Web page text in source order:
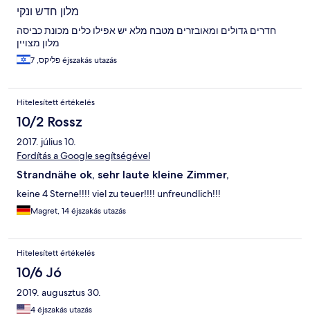
מלון חדש ונקי
חדרים גדולים ומאובזרים מטבח מלא יש אפילו כלים מכונת כביסה
מלון מצויין
פליקס, 7 éjszakás utazás
Hitelesített értékelés
10/2 Rossz
2017. július 10.
Fordítás a Google segítségével
Strandnähe ok, sehr laute kleine Zimmer,
keine 4 Sterne!!!! viel zu teuer!!!! unfreundlich!!!
Magret, 14 éjszakás utazás
Hitelesített értékelés
10/6 Jó
2019. augusztus 30.
4 éjszakás utazás